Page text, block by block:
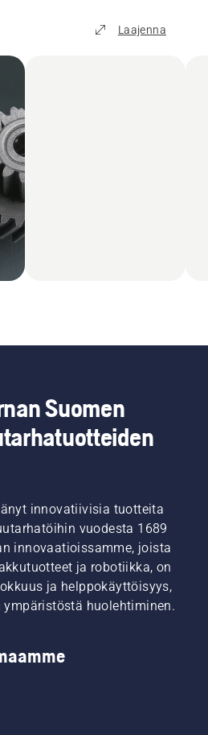
Laajenna
Suomen
innovatiivisia tuotteita
vuodesta 1689
innovaatioissamme, joista
ja robotiikka, on
ja helppokäyttöisyys,
huolehtiminen.